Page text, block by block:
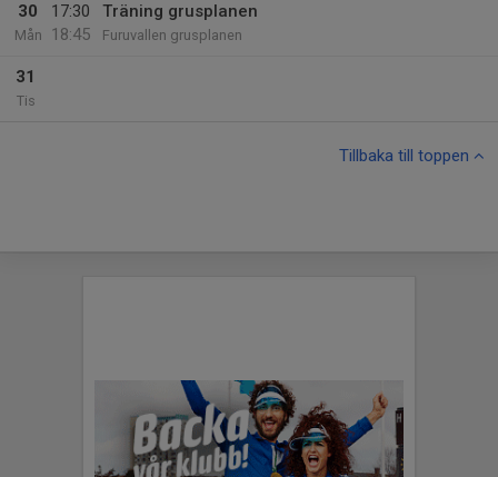
30
Mån
17:30
18:45
Träning grusplanen
Furuvallen grusplanen
31
Tis
Tillbaka till toppen